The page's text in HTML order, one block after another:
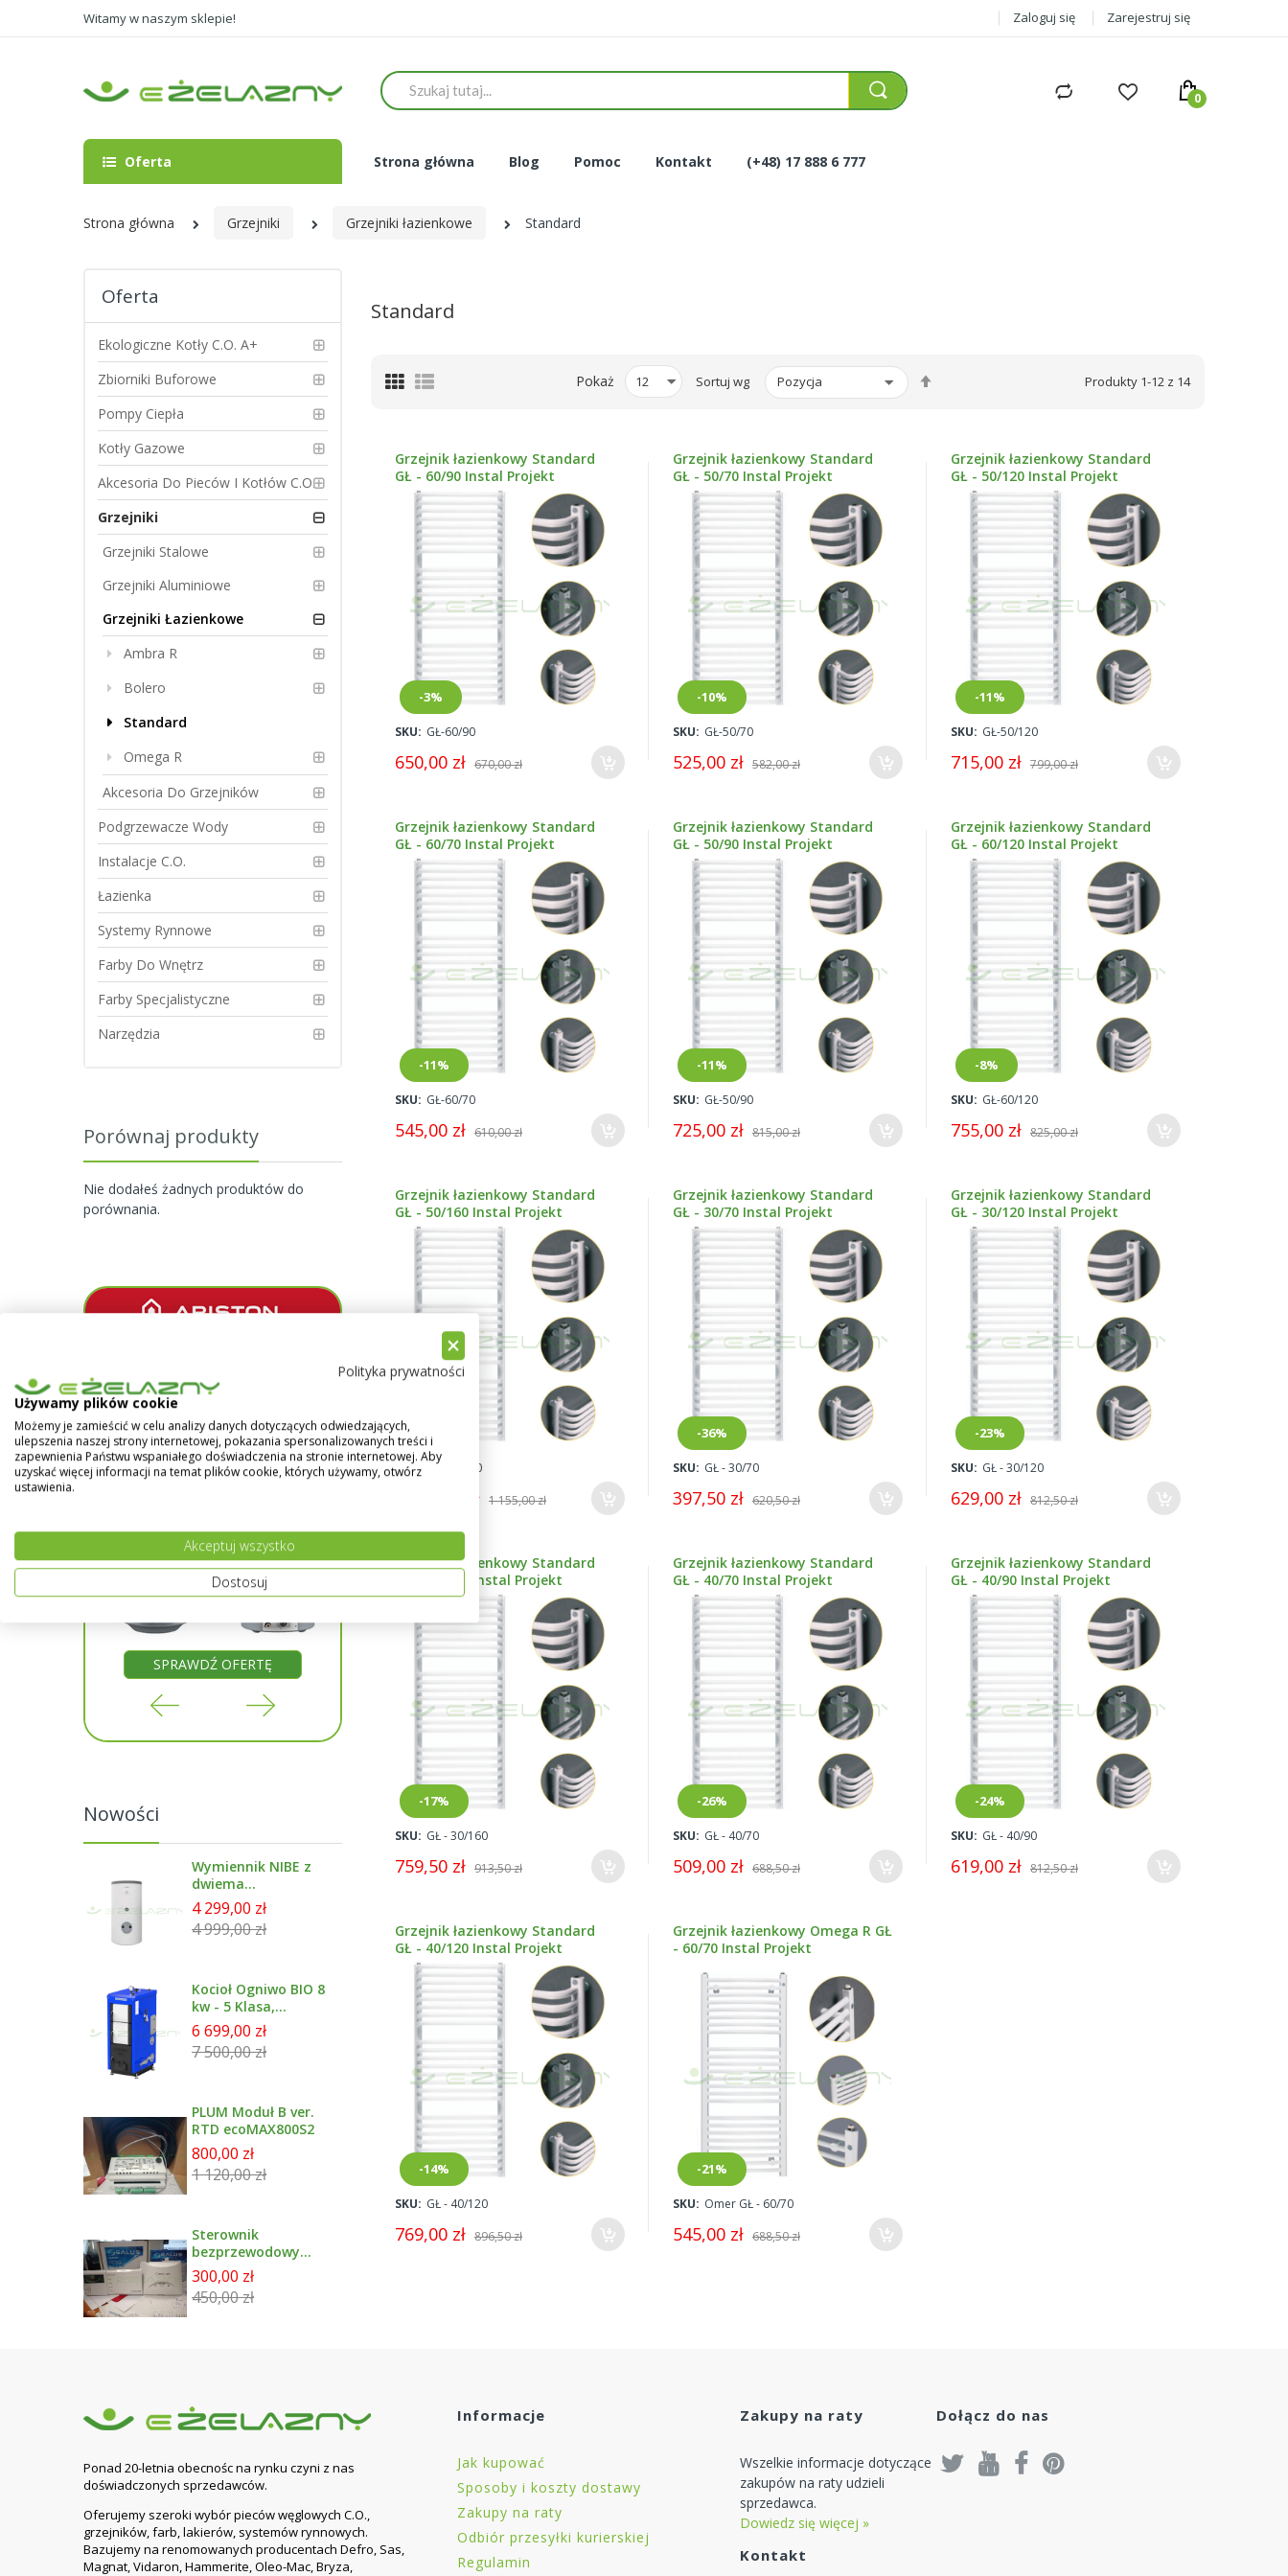
Witamy w naszym sklepie! Zaloguj się Zarejestruj się
Szukaj
Oferta Strona główna Blog Pomoc Kontakt (+48) 17 888 6 777
Strona główna Grzejniki Grzejniki łazienkowe Standard
Standard
SiatkaLista Pokaż Sortuj wg Produkty 1-12 z 14
Grzejnik łazienkowy Standard
GŁ - 60/90 Instal Projekt
-3%
SKU: GŁ-60/90
650,00 zł 670,00 zł
Grzejnik łazienkowy Standard
GŁ - 50/70 Instal Projekt
-10%
SKU: GŁ-50/70
525,00 zł 582,00 zł
Grzejnik łazienkowy Standard
GŁ - 50/120 Instal Projekt
-11%
SKU: GŁ-50/120
715,00 zł 799,00 zł
Grzejnik łazienkowy Standard
GŁ - 60/70 Instal Projekt
-11%
SKU: GŁ-60/70
545,00 zł 610,00 zł
Grzejnik łazienkowy Standard
GŁ - 50/90 Instal Projekt
-11%
SKU: GŁ-50/90
725,00 zł 815,00 zł
Grzejnik łazienkowy Standard
GŁ - 60/120 Instal Projekt
-8%
SKU: GŁ-60/120
755,00 zł 825,00 zł
Grzejnik łazienkowy Standard
GŁ - 50/160 Instal Projekt
-12%
SKU: GŁ-50/160
1 019,00 zł 1 155,00 zł
Grzejnik łazienkowy Standard
GŁ - 30/70 Instal Projekt
-36%
SKU: GŁ - 30/70
397,50 zł 620,50 zł
Grzejnik łazienkowy Standard
GŁ - 30/120 Instal Projekt
-23%
SKU: GŁ - 30/120
629,00 zł 812,50 zł
Grzejnik łazienkowy Standard
GŁ - 30/160 Instal Projekt
-17%
SKU: GŁ - 30/160
759,50 zł 913,50 zł
Grzejnik łazienkowy Standard
GŁ - 40/70 Instal Projekt
-26%
SKU: GŁ - 40/70
509,00 zł 688,50 zł
Grzejnik łazienkowy Standard
GŁ - 40/90 Instal Projekt
-24%
SKU: GŁ - 40/90
619,00 zł 812,50 zł
Grzejnik łazienkowy Standard
GŁ - 40/120 Instal Projekt
-14%
SKU: GŁ - 40/120
769,00 zł 896,50 zł
Grzejnik łazienkowy Omega R GŁ
- 60/70 Instal Projekt
-21%
SKU: Omer GŁ - 60/70
545,00 zł 688,50 zł
Oferta
Ekologiczne Kotły C.O. A+
Zbiorniki Buforowe
Pompy Ciepła
Kotły Gazowe
Akcesoria Do Pieców I Kotłów C.O.
Grzejniki
Grzejniki Stalowe
Grzejniki Aluminiowe
Grzejniki Łazienkowe
Ambra R
Bolero
Standard
Omega R
Akcesoria Do Grzejników
Podgrzewacze Wody
Instalacje C.O.
Łazienka
Systemy Rynnowe
Farby Do Wnętrz
Farby Specjalistyczne
Narzędzia
Porównaj produkty
Nie dodałeś żadnych produktów do
porównania.
SPRAWDŹ OFERTĘ SPRAWDŹ OFERTĘ SPRAWDŹ OFERTĘ SPRAWDŹ OFERTĘ
Nowości
Wymiennik NIBE z
dwiema
wężownicami
emailowany 300 l -
BA-ST 9030-2FE
4 299,00 zł
4 999,00 zł
Kocioł Ogniwo BIO 8
kw - 5 Klasa,
Ecodesign
6 699,00 zł
7 500,00 zł
PLUM Moduł B ver.
RTD ecoMAX800S2
800,00 zł
1 120,00 zł
Sterownik
bezprzewodowy
tygodniowy
091FLWBC SALUS +
Moduł rxwbc605
300,00 zł
450,00 zł
Ponad 20-letnia obecnośc na rynku czyni z nas
doświadczonych sprzedawców.
Oferujemy szeroki wybór pieców węglowych C.O.,
grzejników, farb, lakierów, systemów rynnowych.
Bazujemy na renomowanych producentach Defro, Sas,
Magnat, Vidaron, Hammerite, Oleo-Mac, Bryza,
Informacje
Jak kupować
Sposoby i koszty dostawy
Zakupy na raty
Odbiór przesyłki kurierskiej
Regulamin
Zakupy na raty
Wszelkie informacje dotyczące
zakupów na raty udzieli
sprzedawca.
Dowiedz się więcej »
Kontakt
Dołącz do nas
Polityka prywatności
Używamy plików cookie
Możemy je zamieścić w celu analizy danych dotyczących odwiedzających,
ulepszenia naszej strony internetowej, pokazania spersonalizowanych treści i
zapewnienia Państwu wspaniałego doświadczenia na stronie internetowej. Aby
uzyskać więcej informacji na temat plików cookie, których używamy, otwórz
ustawienia.
Akceptuj wszystko
Dostosuj